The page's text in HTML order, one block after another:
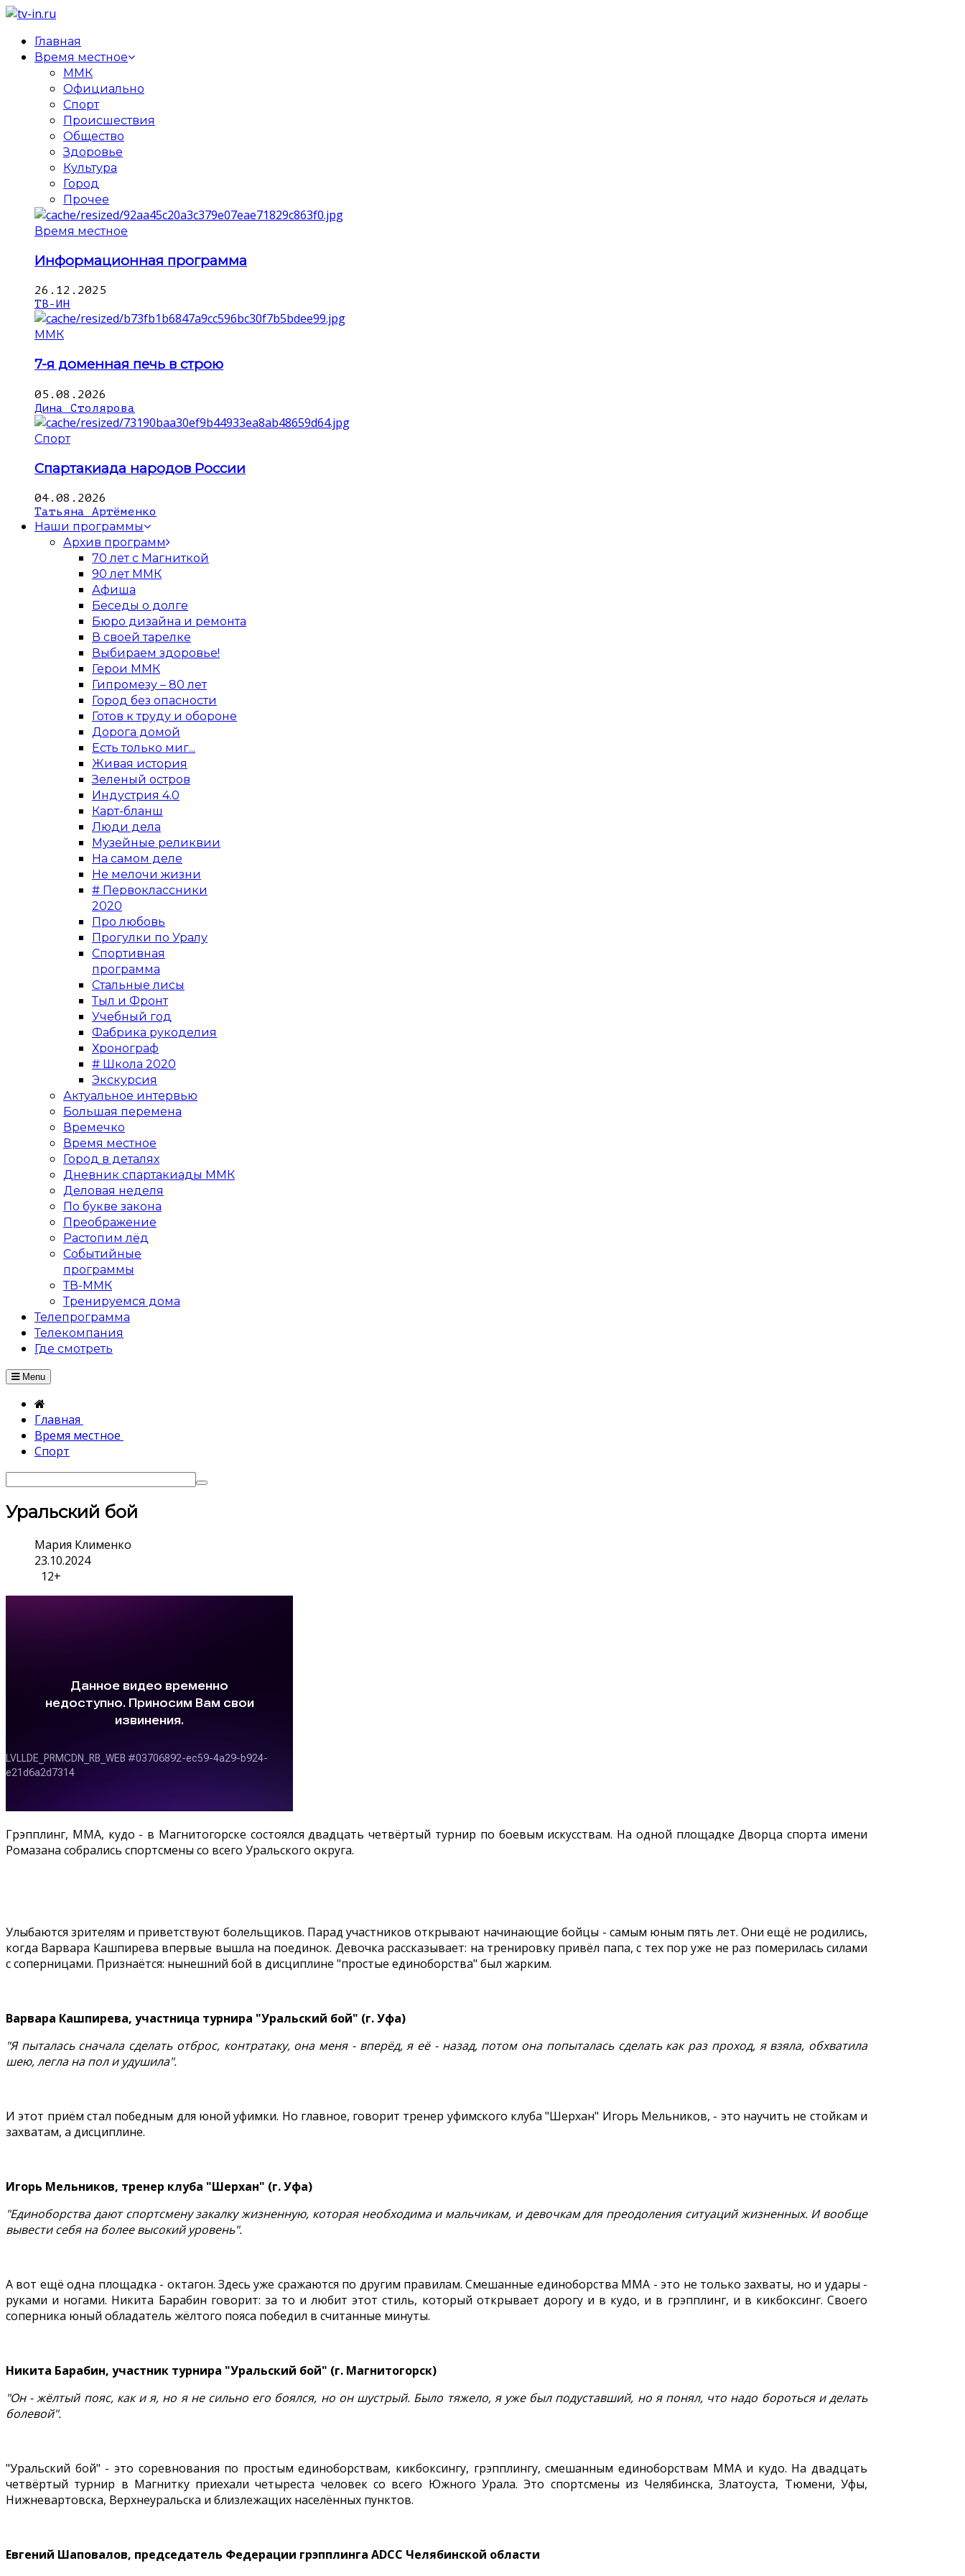
Главная
Время местное
ММК
Официально
Спорт
Происшествия
Общество
Здоровье
Культура
Город
Прочее
Время местное
Информационная программа
26.12.2025
ТВ-ИН
ММК
7-я доменная печь в строю
05.08.2026
Дина Столярова
Спорт
Спартакиада народов России
04.08.2026
Татьяна Артёменко
Наши программы
Архив программ
70 лет с Магниткой
90 лет ММК
Афиша
Беседы о долге
Бюро дизайна и ремонта
В своей тарелке
Выбираем здоровье!
Герои ММК
Гипромезу – 80 лет
Город без опасности
Готов к труду и обороне
Дорога домой
Есть только миг...
Живая история
Зеленый остров
Индустрия 4.0
Карт-бланш
Люди дела
Музейные реликвии
На самом деле
Не мелочи жизни
# Первоклассники
2020
Про любовь
Прогулки по Уралу
Спортивная
программа
Стальные лисы
Тыл и Фронт
Учебный год
Фабрика рукоделия
Хронограф
# Школа 2020
Экскурсия
Актуальное интервью
Большая перемена
Времечко
Время местное
Город в деталях
Дневник спартакиады ММК
Деловая неделя
По букве закона
Преображение
Растопим лёд
Событийные
программы
ТВ-ММК
Тренируемся дома
Телепрограмма
Телекомпания
Где смотреть
Menu
Главная
Время местное
Спорт
Уральский бой
Мария Клименко
23.10.2024
12+
Грэпплинг, ММА, кудо - в Магнитогорске состоялся двадцать четвёртый турнир по боевым искусствам. На одной площадке Дворца спорта имени
Ромазана собрались спортсмены со всего Уральского округа.
Улыбаются зрителям и приветствуют болельщиков. Парад участников открывают начинающие бойцы - самым юным пять лет. Они ещё не родились,
когда Варвара Кашпирева впервые вышла на поединок. Девочка рассказывает: на тренировку привёл папа, с тех пор уже не раз померилась силами
с соперницами. Признаётся: нынешний бой в дисциплине "простые единоборства" был жарким.
Варвара Кашпирева, участница турнира "Уральский бой" (г. Уфа)
"Я пыталась сначала сделать отброс, контратаку, она меня - вперёд, я её - назад, потом она попыталась сделать как раз проход, я взяла, обхватила
шею, легла на пол и удушила".
И этот приём стал победным для юной уфимки. Но главное, говорит тренер уфимского клуба "Шерхан" Игорь Мельников, - это научить не стойкам и
захватам, а дисциплине.
Игорь Мельников, тренер клуба "Шерхан" (г. Уфа)
"Единоборства дают спортсмену закалку жизненную, которая необходима и мальчикам, и девочкам для преодоления ситуаций жизненных. И вообще
вывести себя на более высокий уровень".
А вот ещё одна площадка - октагон. Здесь уже сражаются по другим правилам. Смешанные единоборства ММА - это не только захваты, но и удары -
руками и ногами. Никита Барабин говорит: за то и любит этот стиль, который открывает дорогу и в кудо, и в грэпплинг, и в кикбоксинг. Своего
соперника юный обладатель жёлтого пояса победил в считанные минуты.
Никита Барабин, участник турнира "Уральский бой" (г. Магнитогорск)
"Он - жёлтый пояс, как и я, но я не сильно его боялся, но он шустрый. Было тяжело, я уже был подуставший, но я понял, что надо бороться и делать
болевой".
"Уральский бой" - это соревнования по простым единоборствам, кикбоксингу, грэпплингу, смешанным единоборствам ММА и кудо. На двадцать
четвёртый турнир в Магнитку приехали четыреста человек со всего Южного Урала. Это спортсмены из Челябинска, Златоуста, Тюмени, Уфы,
Нижневартовска, Верхнеуральска и близлежащих населённых пунктов.
Евгений Шаповалов, председатель Федерации грэпплинга ADCC Челябинской области